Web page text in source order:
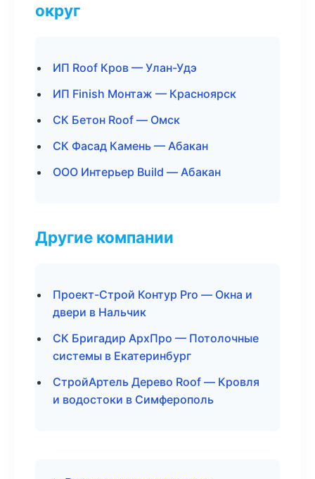
округ
ИП Roof Кров — Улан-Удэ
ИП Finish Монтаж — Красноярск
СК Бетон Roof — Омск
СК Фасад Камень — Абакан
ООО Интерьер Build — Абакан
Другие компании
Проект-Строй Контур Pro — Окна и
двери в Нальчик
СК Бригадир АрхПро — Потолочные
системы в Екатеринбург
СтройАртель Дерево Roof — Кровля
и водостоки в Симферополь